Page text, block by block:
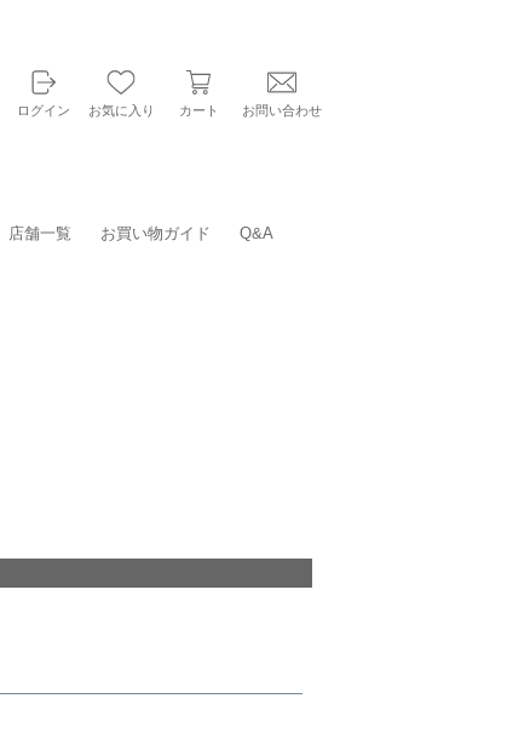
ログイン お気に入り カート お問い合わせ
店舗一覧 お買い物ガイド Q&A